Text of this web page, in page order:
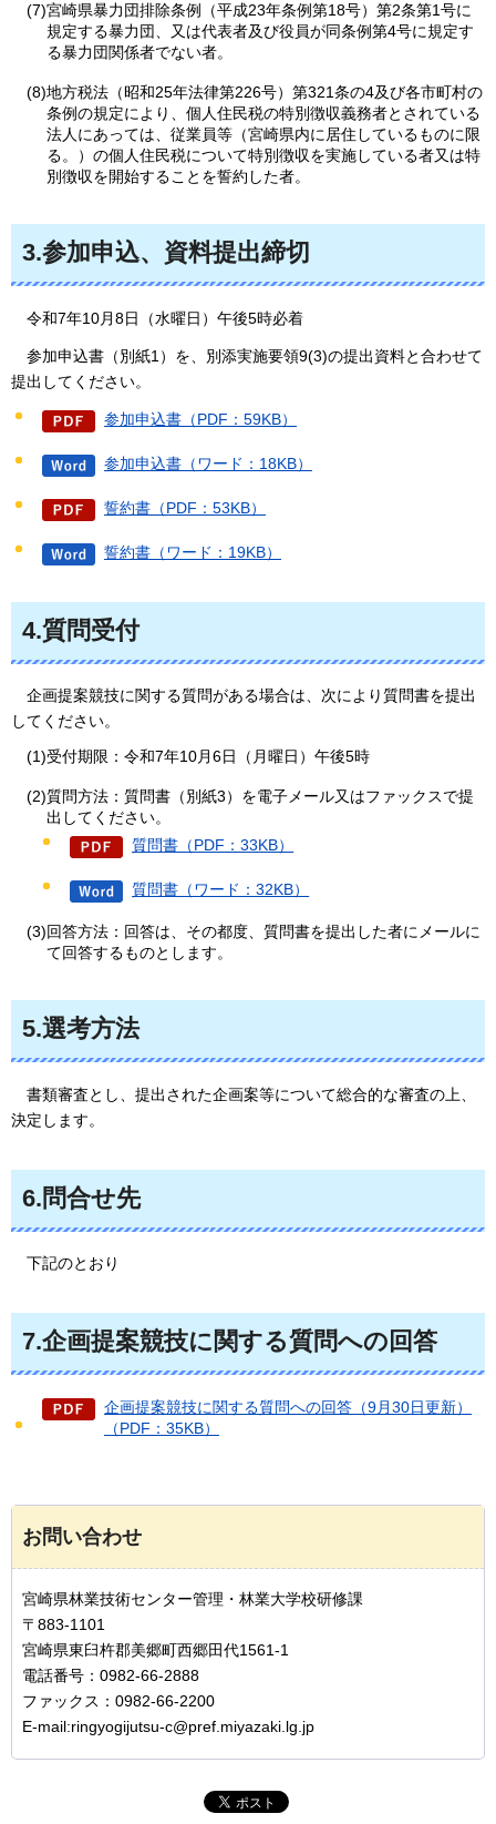
(7)宮崎県暴力団排除条例（平成23年条例第18号）第2条第1号に
規定する暴力団、又は代表者及び役員が同条例第4号に規定す
る暴力団関係者でない者。
(8)地方税法（昭和25年法律第226号）第321条の4及び各市町村の
条例の規定により、個人住民税の特別徴収義務者とされている
法人にあっては、従業員等（宮崎県内に居住しているものに限
る。）の個人住民税について特別徴収を実施している者又は特
別徴収を開始することを誓約した者。
3.参加申込、資料提出締切
令和7年10月8日（水曜日）午後5時必着
参加申込書 （別紙1）を、別添実施要領9(3)の提出資料と合わせて
提出してください。
参加申込書（PDF：59KB）
参加申込書（ワード：18KB）
誓約書（PDF：53KB）
誓約書（ワード：19KB）
4.質問受付
企画提案競技に関する質問がある場合は、次により質問書を提出
してください。
(1)受付期限：令和7年10月6日（月曜日）午後5時
(2)質問方法：質問書（別紙3）を電子メール又はファックスで提
出してください。
質問書（PDF：33KB）
質問書（ワード：32KB）
(3)回答方法：回答は、その都度、質問書を提出した者にメールに
て回答するものとします。
5.選考方法
書類審査とし
、提出された企画案等について総合的な審査の上、
決定します。
6.問合せ先
下記のとおり
7.企画提案競技に関する質問への回答
企画提案競技に関する質問への回答（9月30日更新）
（PDF：35KB）
お問い合わせ
宮崎県林業技術センター管理・林業大学校研修課
〒883-1101
宮崎県東臼杵郡美郷町西郷田代1561-1
電話番号：0982-66-2888
ファックス：0982-66-2200
E-mail:ringyogijutsu-c@pref.miyazaki.lg.jp